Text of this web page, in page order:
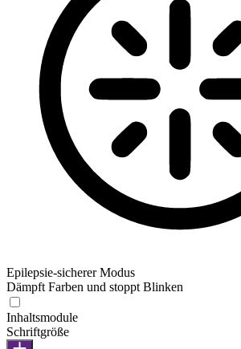
Epilepsie-sicherer Modus
Dämpft Farben und stoppt Blinken
Inhaltsmodule
Schriftgröße